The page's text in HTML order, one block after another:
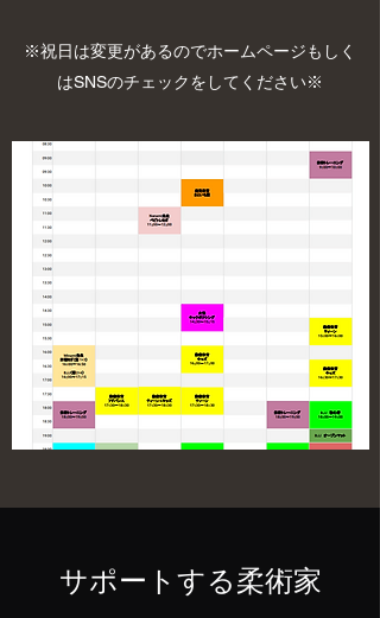
※祝日は変更があるのでホームページもしく
はSNSのチェックをしてください※
​​サポートする柔術家